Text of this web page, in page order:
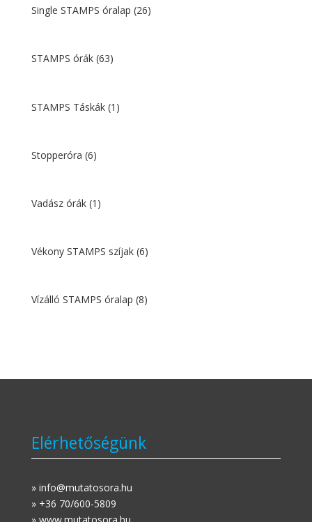
Single STAMPS óralap (26)
STAMPS órák (63)
STAMPS Táskák (1)
Stopperóra (6)
Vadász órák (1)
Vékony STAMPS szíjak (6)
Vízálló STAMPS óralap (8)
Elérhetőségünk
» info@mutatosora.hu
» +36 70/600-5809
» www.mutatosora.hu